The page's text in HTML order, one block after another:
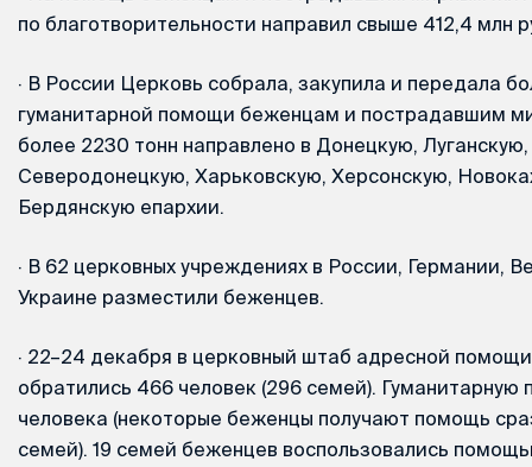
по благотворительности направил свыше 412,4 млн
· В России Церковь собрала, закупила и передала
гуманитарной помощи беженцам и пострадавшим
более 2230 тонн направлено в Донецкую, Луганскую,
Северодонецкую, Харьковскую, Херсонскую,
Бердянскую епархии.
· В 62 церковных учреждениях в России, Германии,
Украине разместили беженцев.
· 22–24 декабря в церковный штаб адресной
обратились 466 человек (296 семей). Гуманитарную
человека (некоторые беженцы получают помощь
семей). 19 семей беженцев воспользовались